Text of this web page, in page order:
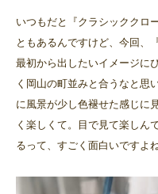
いつもだと『クラシッククロ
ともあるんですけど、今回、
最初から出したいイメージに
く岡山の町並みと合うなと思
に風景が少し色褪せた感じに
く楽しくて。目で見て楽しん
るって、すごく面白いですよね